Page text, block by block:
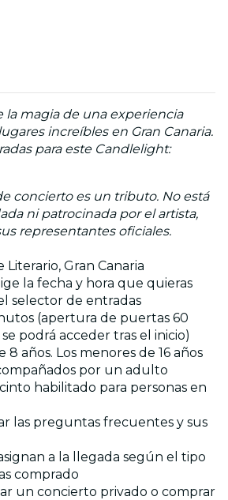
la magia de una experiencia
increíbles en Gran Canaria.
para este Candlelight:
concierto es un tributo. No está
ni patrocinada por el artista,
representantes oficiales.
Literario, Gran Canaria
la fecha y hora que quieras
selector de entradas
(apertura de puertas 60
podrá acceder tras el inicio)
8 años. Los menores de 16 años
por un adulto
habilitado para personas en
las preguntas frecuentes y sus
a la llegada según el tipo
comprado
un concierto privado o comprar